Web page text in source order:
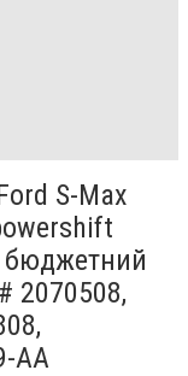
S-Max
бюджетний
2070508,
AA